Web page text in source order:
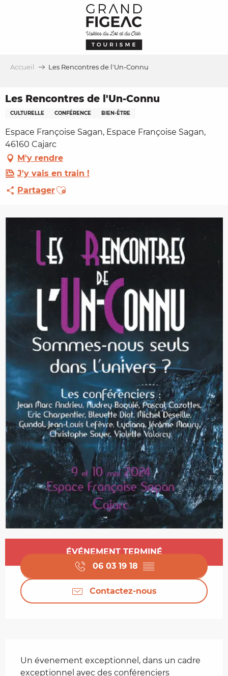
Accueil Les Rencontres de l'Un-Connu
Les Rencontres de l'Un-Connu
CULTURELLE CONFÉRENCE BIEN-ÊTRE
Espace Françoise Sagan, Espace Françoise Sagan,
46160 Cajarc
M'y rendre
J'y vais en train !
PartagerAjouter aux favoris
Ouverture et coordonnées
ÉVÉNEMENT TERMINÉ
06 03 19 18 ▒▒
Contactez-nous
Un évenement exceptionnel, dans un cadre
exceptionnel avec des conférenciers